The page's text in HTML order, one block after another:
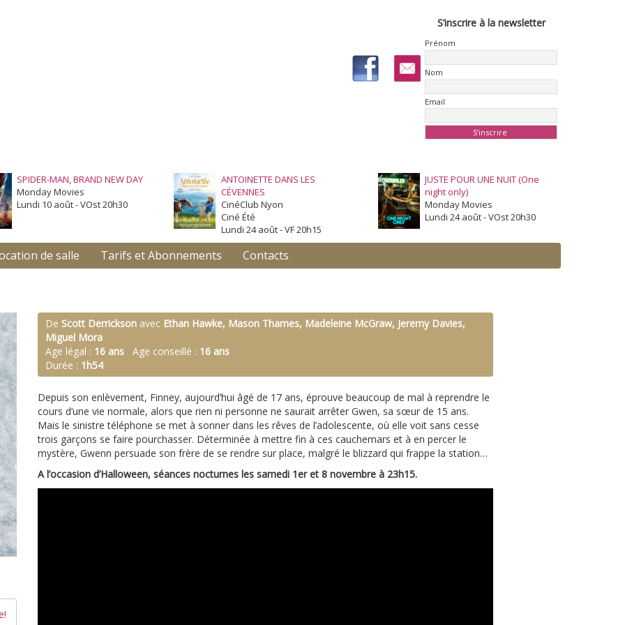
S’inscrire à la newsletter
Prénom
Nom
Email
SPIDER-MAN, BRAND NEW DAY
Monday Movies
Lundi 10 août - VOst 20h30
ANTOINETTE DANS LES
CÉVENNES
CinéClub Nyon
Ciné Été
Lundi 24 août - VF 20h15
JUSTE POUR UNE NUIT (One
night only)
Monday Movies
Lundi 24 août - VOst 20h30
de salle Tarifs et Abonnements Contacts
De Scott Derrickson avec Ethan Hawke, Mason Thames, Madeleine McGraw, Jeremy Davies,
Miguel Mora
Age légal : 16 ans Age conseillé : 16 ans
Durée : 1h54
Depuis son enlèvement, Finney, aujourd’hui âgé de 17 ans, éprouve beaucoup de mal à reprendre le
cours d’une vie normale, alors que rien ni personne ne saurait arrêter Gwen, sa sœur de 15 ans.
Mais le sinistre téléphone se met à sonner dans les rêves de l’adolescente, où elle voit sans cesse
trois garçons se faire pourchasser. Déterminée à mettre fin à ces cauchemars et à en percer le
mystère, Gwenn persuade son frère de se rendre sur place, malgré le blizzard qui frappe la station…
A l’occasion d’Halloween, séances nocturnes les samedi 1er et 8 novembre à 23h15.